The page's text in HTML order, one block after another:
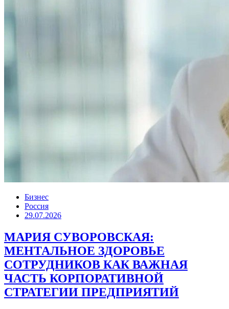
Бизнес
Россия
29.07.2026
МАРИЯ СУВОРОВСКАЯ:
МЕНТАЛЬНОЕ ЗДОРОВЬЕ
СОТРУДНИКОВ КАК ВАЖНАЯ
ЧАСТЬ КОРПОРАТИВНОЙ
СТРАТЕГИИ ПРЕДПРИЯТИЙ